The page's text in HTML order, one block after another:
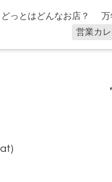
どっとはどんなお店？
営業カ